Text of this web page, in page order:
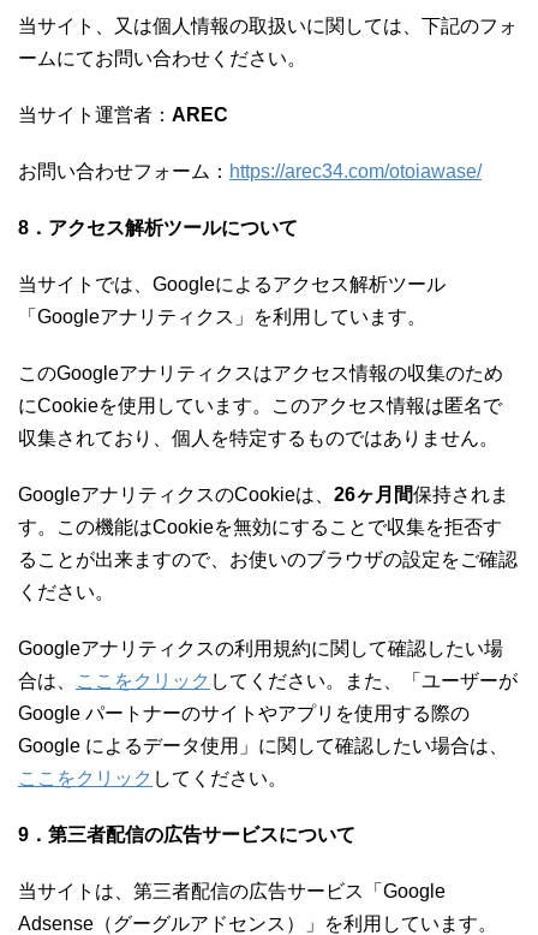
当サイト、又は個人情報の取扱いに関しては、下記のフォ
ームにてお問い合わせください。
当サイト運営者： AREC
お問い合わせフォーム： https://arec34.com/otoiawase/
8．アクセス解析ツールについて
当サイトでは、Googleによるアクセス解析ツール
「Googleアナリティクス」を利用しています。
このGoogleアナリティクスはアクセス情報の収集のため
にCookieを使用しています。このアクセス情報は匿名で
収集されており、個人を特定するものではありません。
GoogleアナリティクスのCookieは、 26ヶ月間保持されま
す。この機能はCookieを無効にすることで収集を拒否す
ることが出来ますので、お使いのブラウザの設定をご確認
ください。
Googleアナリティクスの利用規約に関して確認したい場
合は、
ここをクリック してください。また、「ユーザーが
Google パートナーのサイトやアプリを使用する際の
Google によるデータ使用」に関して確認したい場合は、
ここをクリック してください。
9．第三者配信の広告サービスについて
当サイトは、第三者配信の広告サービス「Google
Adsense（グーグルアドセンス）」を利用しています。